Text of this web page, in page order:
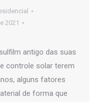
2021
antigo das suas
controle solar terem
alguns fatores
de forma que